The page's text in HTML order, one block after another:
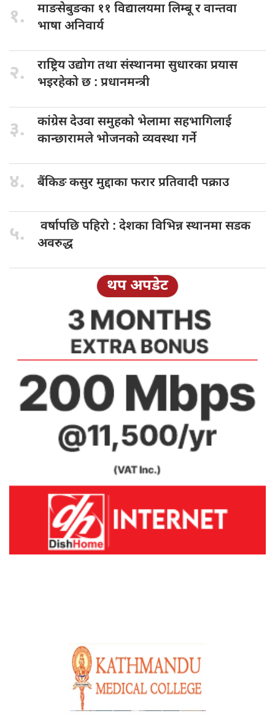
१. माङसेबुङका ११ विद्यालयमा लिम्बू र वान्तवा
भाषा अनिवार्य
२. राष्ट्रिय उद्योगतथा संस्थानमा सुधारका प्रयास
भइरहेको छ : प्रधानमन्त्री
३. कांग्रेस देउवासमुहको भेलामा सहभागिलाई
कान्छारामले भोजनको व्यवस्था गर्ने
४. बैंकिङ कसुरमुद्दाका फरार प्रतिवादी पक्राउ
५. वर्षापछि पहिरो : देशका विभिन्न स्थानमा सडक
अवरुद्ध
थप अपडेट